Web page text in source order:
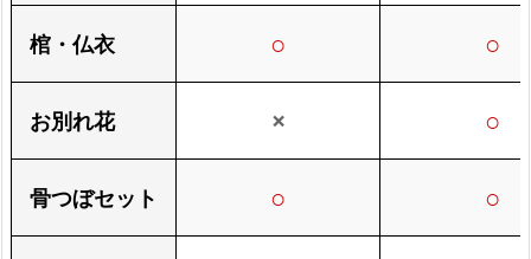
棺・仏衣 ○ ○
お別れ花 × ○
骨つぼセット ○ ○